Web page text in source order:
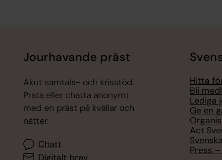
Jourhavande präst
Akut samtals- och krisstöd.
Prata eller chatta anonymt
med en präst på kvällar och
nätter.
Chatt
Digitalt brev
Hitta
Bli
Lediga
Ge en
Act
Press